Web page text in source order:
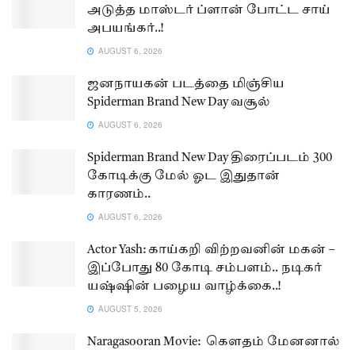
அடுத்த மாஸ்டர் ப்ளான் போட்ட சாய்
அபயங்கர்..!
AUGUST 6, 2026
ஜனநாயகன் படத்தை மிஞ்சிய
Spiderman Brand New Day வசூல்
AUGUST 6, 2026
Spiderman Brand New Day திரைப்படம் 300
கோடிக்கு மேல் ஓட இதுதான்
காரணம்..
AUGUST 6, 2026
Actor Yash: காய்கறி விற்றவனின் மகன் –
இப்போது 80 கோடி சம்பளம்.. நடிகர்
யஷ்ஷின் பழைய வாழ்க்கை..!
AUGUST 5, 2026
Naragasooran Movie: கௌதம் மேனனால்